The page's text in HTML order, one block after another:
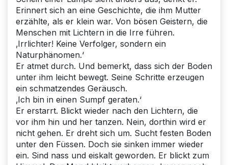
Erinnert sich an eine Geschichte, die ihm Mutter
erzählte, als er klein war. Von bösen Geistern, die
Menschen mit Lichtern in die Irre führen.
‚Irrlichter! Keine Verfolger, sondern ein
Naturphänomen.‘
Er atmet durch. Und bemerkt, dass sich der Boden
unter ihm leicht bewegt. Seine Schritte erzeugen
ein schmatzendes Geräusch.
‚Ich bin in einen Sumpf geraten.‘
Er erstarrt. Blickt wieder nach den Lichtern, die
vor ihm hin und her tanzen. Nein, dorthin wird er
nicht gehen. Er dreht sich um. Sucht festen Boden
unter den Füssen. Doch sie sinken immer wieder
ein. Sind nass und eiskalt geworden. Er blickt zum